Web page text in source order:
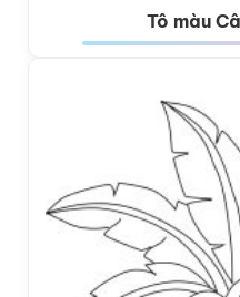
Tô màu